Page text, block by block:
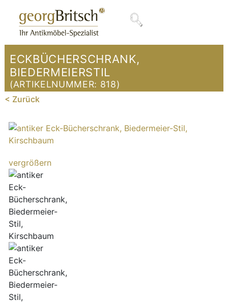
ECKBÜCHERSCHRANK,
BIEDERMEIERSTIL
(ARTIKELNUMMER: 818)
< Zurück
vergrößern